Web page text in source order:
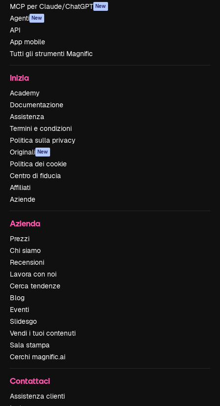
MCP per Claude/ChatGPT New
Agenti New
API
App mobile
Tutti gli strumenti Magnific
Inizia
Academy
Documentazione
Assistenza
Termini e condizioni
Politica sulla privacy
Originali New
Politica dei cookie
Centro di fiducia
Affiliati
Aziende
Azienda
Prezzi
Chi siamo
Recensioni
Lavora con noi
Cerca tendenze
Blog
Eventi
Slidesgo
Vendi i tuoi contenuti
Sala stampa
Cerchi magnific.ai
Contattaci
Assistenza clienti